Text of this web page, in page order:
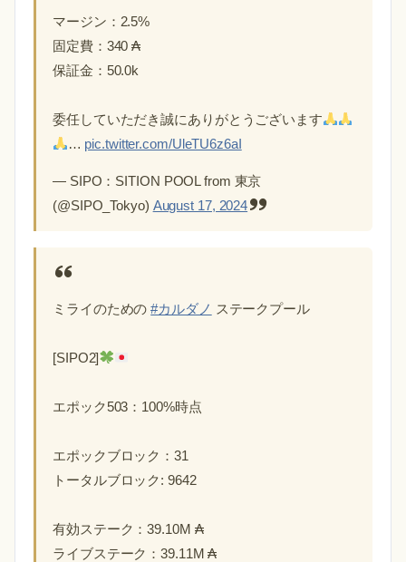
マージン：2.5%
固定費：340 ₳
保証金：50.0k
委任していただき誠にありがとうございます
… pic.twitter.com/UleTU6z6aI
— SIPO：SITION POOL from 東京
(@SIPO_Tokyo) August 17, 2024
ミライのための#カルダノ ステークプール
[SIPO2]
エポック503：100%時点
エポックブロック：31
トータルブロック: 9642
有効ステーク：39.10M ₳
ライブステーク：39.11M ₳